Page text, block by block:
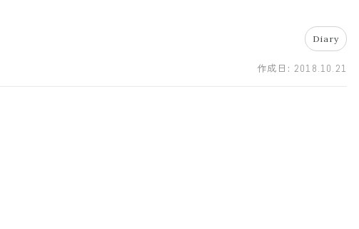
Diary
作成日: 2018.10.21